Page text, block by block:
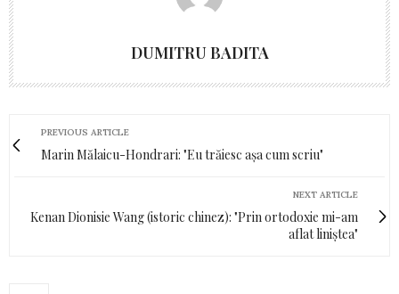
DUMITRU BADITA
PREVIOUS ARTICLE
Marin Mălaicu-Hondrari: "Eu trăiesc așa cum scriu"
NEXT ARTICLE
Kenan Dionisie Wang (istoric chinez): "Prin ortodoxie mi-am
aflat liniștea"